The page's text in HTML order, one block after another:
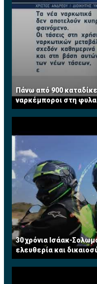
Πάνω από 900
ναρκέμποροι στη
30 χρόνια Ισάακ-
ελευθερία και